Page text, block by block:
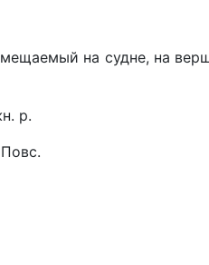
на судне, на
р.